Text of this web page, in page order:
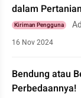
dalam
Kiriman Pengguna
16 Nov 2024
Bendung atau
Perbedaannya!